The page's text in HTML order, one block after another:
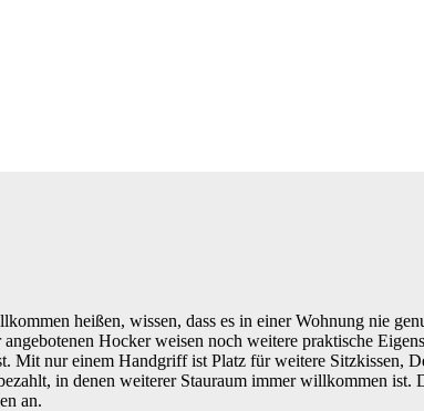
heißen, wissen, dass es in einer Wohnung nie
Hocker weisen noch weitere praktische
Mit nur einem Handgriff ist Platz für weitere Sitzkissen,
in denen weiterer Stauraum immer willkommen
an.